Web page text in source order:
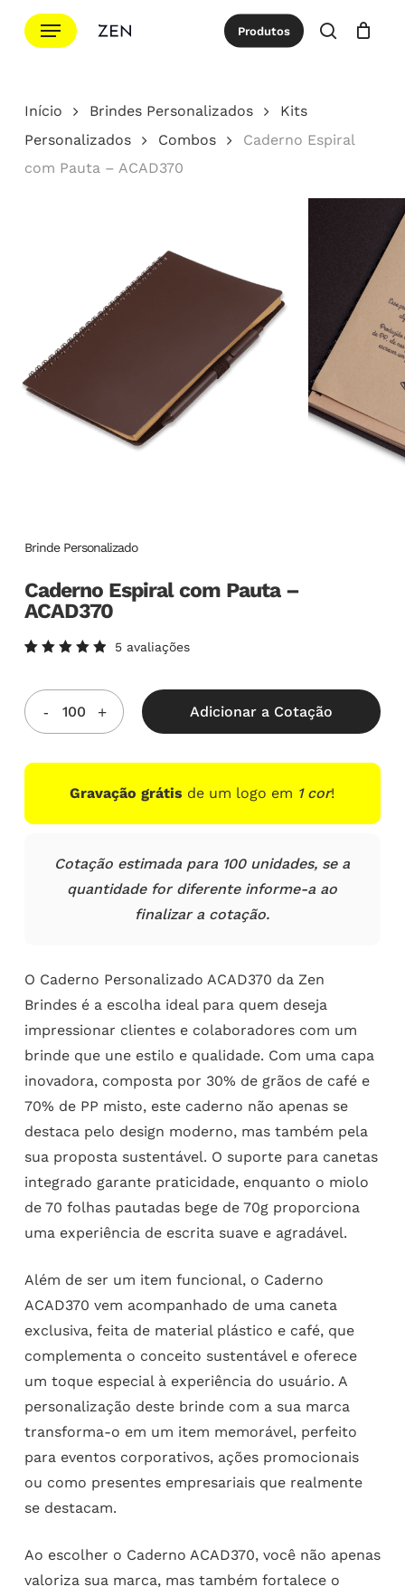
para
principal
Menu Produtos
procurar
Cotação Close
Início Brindes Personalizados
Kits
Personalizados
Combos
Caderno Espiral
com Pauta – ACAD370
Brinde Personalizado
Caderno Espiral com Pauta –
ACAD370
5.00de
5, com
baseado
em
clientes
5avaliações
Adicionar a Cotação
Gravação grátis de um logo em 1 cor!
Cotação estimada para 100 unidades, se a
quantidade for diferente informe-a ao
finalizar a cotação.
O Caderno Personalizado ACAD370 da Zen
Brindes é a escolha ideal para quem deseja
impressionar clientes e colaboradores com um
brinde que une estilo e qualidade. Com uma capa
inovadora, composta por 30% de grãos de café e
70% de PP misto, este caderno não apenas se
destaca pelo design moderno, mas também pela
sua proposta sustentável. O suporte para canetas
integrado garante praticidade, enquanto o miolo
de 70 folhas pautadas bege de 70g proporciona
uma experiência de escrita suave e agradável.
Além de ser um item funcional, o Caderno
ACAD370 vem acompanhado de uma caneta
exclusiva, feita de material plástico e café, que
complementa o conceito sustentável e oferece
um toque especial à experiência do usuário. A
personalização deste brinde com a sua marca
transforma-o em um item memorável, perfeito
para eventos corporativos, ações promocionais
ou como presentes empresariais que realmente
se destacam.
Ao escolher o Caderno ACAD370, você não apenas
valoriza sua marca, mas também fortalece o